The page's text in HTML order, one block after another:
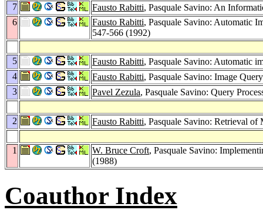
7 Fausto Rabitti, Pasquale Savino: An
6
Fausto Rabitti, Pasquale Savino: Automatic
547-566 (1992)
5 Fausto Rabitti, Pasquale Savino: Automatic
4
Fausto Rabitti, Pasquale Savino: Image
3
Pavel Zezula, Pasquale Savino: Query
2 Fausto Rabitti, Pasquale Savino: Retrieval
1 W. Bruce Croft, Pasquale Savino:
(1988)
Coauthor Index